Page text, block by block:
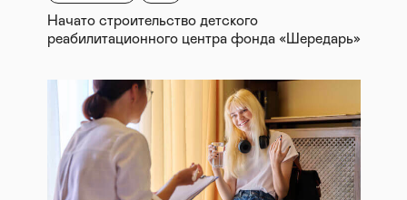
Начато строительство детского
реабилитационного центра фонда «Шередарь»